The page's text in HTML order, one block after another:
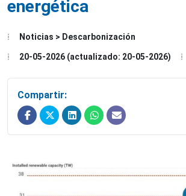
energética
Noticias > Descarbonización
20-05-2026 (actualizado: 20-05-2026)
Compartir: